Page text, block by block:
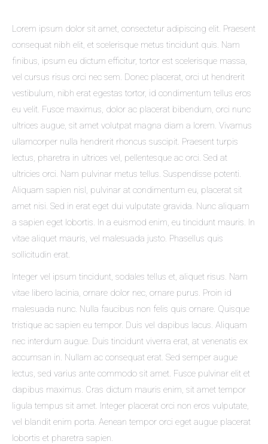
Lorem ipsum dolor sit amet, consectetur adipiscing elit. Praesent
consequat nibh elit, et scelerisque metus tincidunt quis. Nam
finibus, ipsum eu dictum efficitur, tortor est scelerisque massa,
vel cursus risus orci nec sem. Donec placerat, orci ut hendrerit
vestibulum, nibh erat egestas tortor, id condimentum tellus eros
eu velit. Fusce maximus, dolor ac placerat bibendum, orci nunc
ultrices augue, sit amet volutpat magna diam a lorem. Vivamus
ullamcorper nulla hendrerit rhoncus suscipit. Praesent turpis
lectus, pharetra in ultrices vel, pellentesque ac orci. Sed at
ultricies orci. Nam pulvinar metus tellus. Suspendisse potenti.
Aliquam sapien nisl, pulvinar at condimentum eu, placerat sit
amet nisi. Sed in erat eget dui vulputate gravida. Nunc aliquam
a sapien eget lobortis. In a euismod enim, eu tincidunt mauris. In
vitae aliquet mauris, vel malesuada justo. Phasellus quis
sollicitudin erat.
Integer vel ipsum tincidunt, sodales tellus et, aliquet risus. Nam
vitae libero lacinia, ornare dolor nec, ornare purus. Proin id
malesuada nunc. Nulla faucibus non felis quis ornare. Quisque
tristique ac sapien eu tempor. Duis vel dapibus lacus. Aliquam
nec interdum augue. Duis tincidunt viverra erat, at venenatis ex
accumsan in. Nullam ac consequat erat. Sed semper augue
lectus, sed varius ante commodo sit amet. Fusce pulvinar elit et
dapibus maximus. Cras dictum mauris enim, sit amet tempor
ligula tempus sit amet. Integer placerat orci non eros vulputate,
vel blandit enim porta. Aenean tempor orci eget augue placerat
lobortis et pharetra sapien.